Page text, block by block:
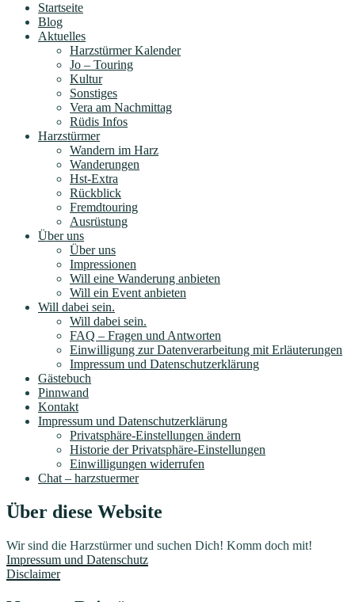
Startseite
Blog
Aktuelles
Harzstürmer Kalender
Jo – Touring
Kultur
Sonstiges
Vera am Nachmittag
Rüdis Infos
Harzstürmer
Wandern im Harz
Wanderungen
Hst-Extra
Rückblick
Fremdtouring
Ausrüstung
Über uns
Über uns
Impressionen
Will eine Wanderung anbieten
Will ein Event anbieten
Will dabei sein.
Will dabei sein.
FAQ – Fragen und Antworten
Einwilligung zur Datenverarbeitung mit Erläuterungen
Impressum und Datenschutzerklärung
Gästebuch
Pinnwand
Kontakt
Impressum und Datenschutzerklärung
Privatsphäre-Einstellungen ändern
Historie der Privatsphäre-Einstellungen
Einwilligungen widerrufen
Chat – harzstuermer
Über diese Website
Wir sind die Harzstürmer und suchen Dich! Komm doch mit!
Impressum und Datenschutz
Disclaimer